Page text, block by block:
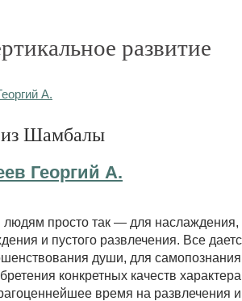
развитие
А.
Шамбалы
Георгий А.
людям просто так — для наслаждения,
и пустого развлечения. Все
души, для
конкретных качеств
время на развлечения и